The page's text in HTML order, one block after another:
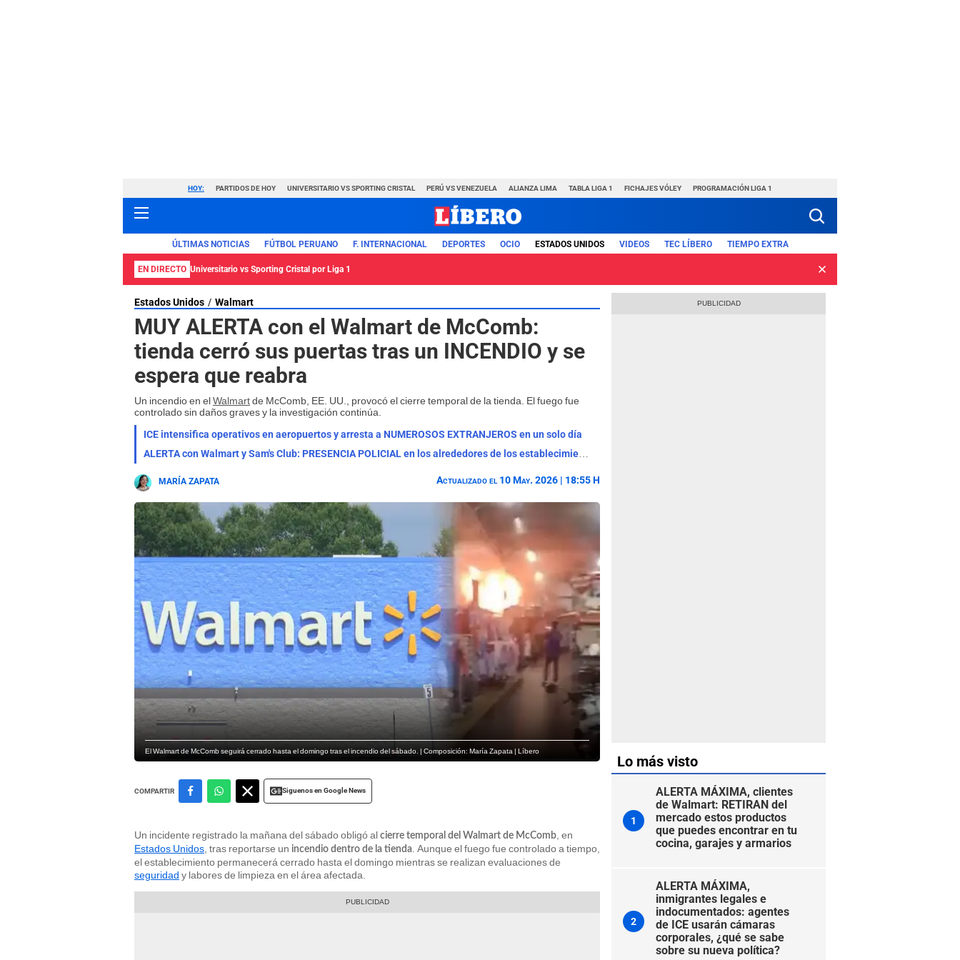
HOY: PARTIDOS DE HOY UNIVERSITARIO VS SPORTING CRISTAL PERÚ VS VENEZUELA ALIANZA LIMA TABLA LIGA 1 FICHAJES VÓLEY PROGRAMACIÓN LIGA 1
ÚLTIMAS NOTICIAS FÚTBOL PERUANO F. INTERNACIONAL DEPORTES OCIO ESTADOS UNIDOS VIDEOS TEC LÍBERO TIEMPO EXTRA
EN DIRECTO Universitario vs Sporting Cristal por Liga 1
Estados Unidos Walmart
MUY ALERTA con el Walmart de McComb:
tienda cerró sus puertas tras un INCENDIO y se
espera que reabra
Un incendio en elWalmartde McComb, EE. UU., provocó el cierre temporal de la tienda. El fuego fue
controlado sin daños graves y la investigación continúa.
ICE intensifica operativos en aeropuertos y arresta a NUMEROSOS EXTRANJEROS en un solo día
ALERTA con Walmart y Sam's Club: PRESENCIA POLICIAL en los alrededores de los establecimientos en esta zona
MARÍA ZAPATA Actualizado el 10 May. 2026 | 18:55 H
El Walmart de McComb seguirá cerrado hasta el domingo tras el incendio del sábado. | Composición: María Zapata | Líbero
COMPARTIR Siguenos en Google News
Un incidente registrado la mañana del sábado obligó al cierre temporal del Walmart de McComb , en
Estados Unidos , tras reportarse un incendio dentro de la tienda . Aunque el fuego fue controlado a tiempo,
el establecimiento permanecerá cerrado hasta el domingo mientras se realizan evaluaciones de
seguridad y labores de limpieza en el área afectada.
Lo más visto
1
ALERTA MÁXIMA, clientes
de Walmart: RETIRAN del
mercado estos productos
que puedes encontrar en tu
cocina, garajes y armarios
2
ALERTA MÁXIMA,
inmigrantes legales e
indocumentados: agentes
de ICE usarán cámaras
corporales, ¿qué se sabe
sobre su nueva política?